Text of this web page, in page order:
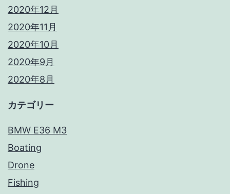
2020年12月
2020年11月
2020年10月
2020年9月
2020年8月
カテゴリー
BMW E36 M3
Boating
Drone
Fishing